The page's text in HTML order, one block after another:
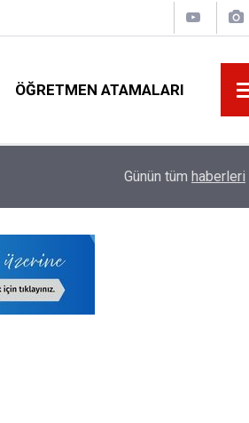
ÖĞRETMEN ATAMALARI
Bu Yıl En Fazla Norm
Günün tüm haberleri